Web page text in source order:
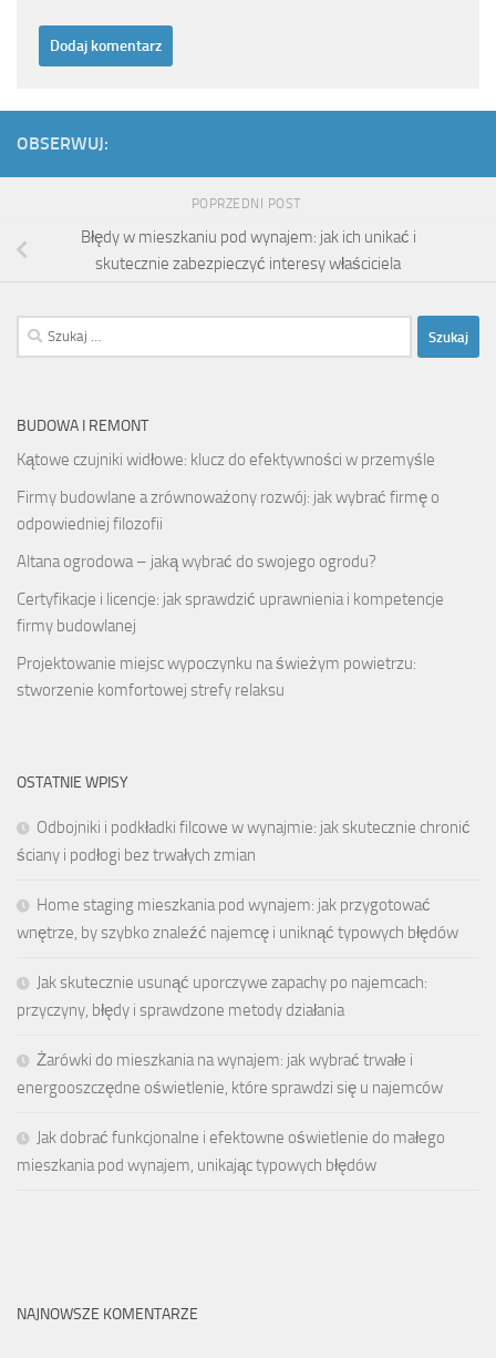
OBSERWUJ:
POPRZEDNI POST
Błędy w mieszkaniu pod wynajem: jak ich unikać i
skutecznie zabezpieczyć interesy właściciela
Szukaj:
BUDOWA I REMONT
Kątowe czujniki widłowe: klucz do efektywności w przemyśle
Firmy budowlane a zrównoważony rozwój: jak wybrać firmę o
odpowiedniej filozofii
Altana ogrodowa – jaką wybrać do swojego ogrodu?
Certyfikacje i licencje: jak sprawdzić uprawnienia i kompetencje
firmy budowlanej
Projektowanie miejsc wypoczynku na świeżym powietrzu:
stworzenie komfortowej strefy relaksu
OSTATNIE WPISY
Odbojniki i podkładki filcowe w wynajmie: jak skutecznie chronić
ściany i podłogi bez trwałych zmian
Home staging mieszkania pod wynajem: jak przygotować
wnętrze, by szybko znaleźć najemcę i uniknąć typowych błędów
Jak skutecznie usunąć uporczywe zapachy po najemcach:
przyczyny, błędy i sprawdzone metody działania
Żarówki do mieszkania na wynajem: jak wybrać trwałe i
energooszczędne oświetlenie, które sprawdzi się u najemców
Jak dobrać funkcjonalne i efektowne oświetlenie do małego
mieszkania pod wynajem, unikając typowych błędów
NAJNOWSZE KOMENTARZE